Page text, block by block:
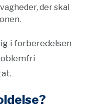
der skal
i forberedelsen